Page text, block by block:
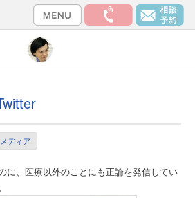
ディア
に、医療以外のことにも正論を発信してい